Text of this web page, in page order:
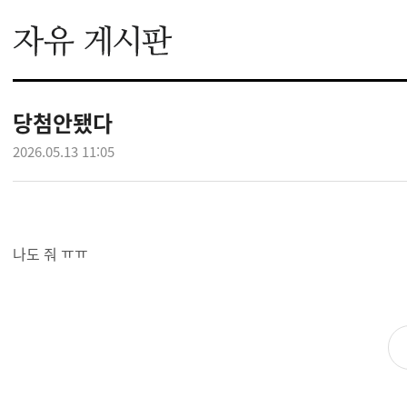
당첨안됐다
2026.05.13 11:05
나도 줘 ㅠㅠ